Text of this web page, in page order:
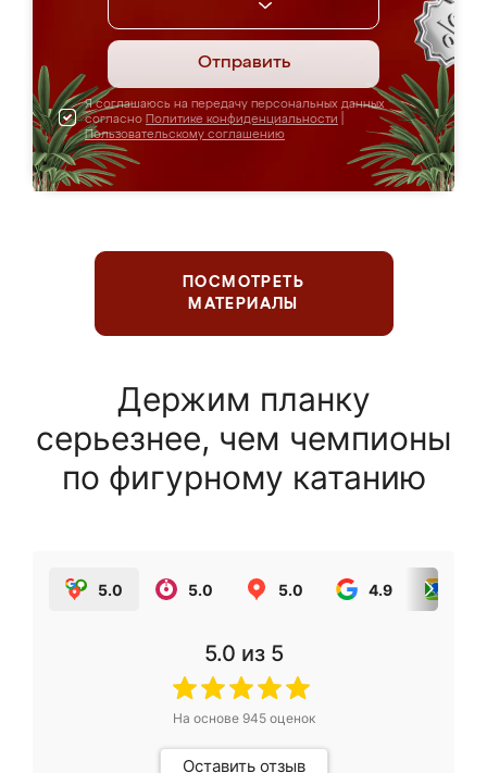
Отправить
Я соглашаюсь на передачу персональных данных
согласно Политике конфиденциальности
Пользовательскому соглашению
ПОСМОТРЕТЬ
МАТЕРИАЛЫ
Держим планку
серьезнее, чем чемпионы
по фигурному катанию
5.0 5.0 5.0 4.9
5.0 из 5
На основе 945оценок
Оставить отзыв